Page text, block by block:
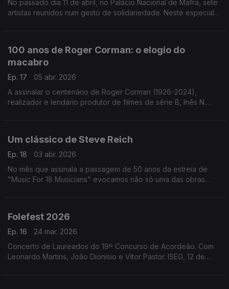
No passado dia 11 de abril, no Palácio Nacional de Mafra, sete
artistas reunidos num gesto de solidariedade. Neste especial
100 anos de Roger Corman: o elogio do
macabro
Ep. 17
05 abr. 2026
A assinalar o centenário de Roger Corman (1926-2024),
realizador e lendário produtor de filmes de série B, Inês N.
Um clássico de Steve Reich
Ep. 18
03 abr. 2026
No mês que assinala a passagem de 50 anos da estreia de
"Music For 18 Musicians" evocamos não só uma das obras
Folefest 2026
Ep. 16
24 mar. 2026
Concerto de Laureados do 19º Concurso de Acordeão. Com
Leonardo Martins, João Dionísio e Vítor Pastor. ISEG, 12 de